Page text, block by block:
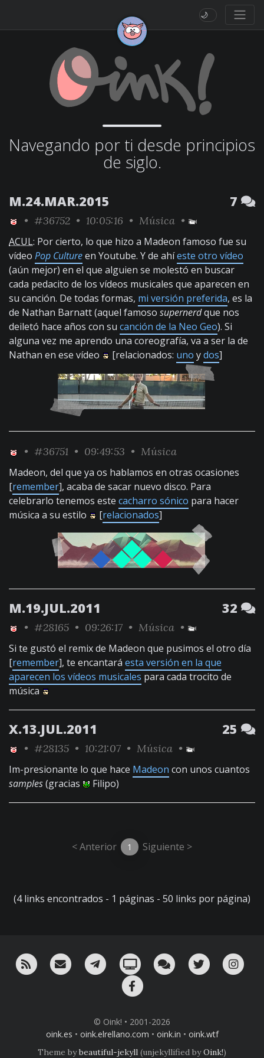
🌙
Navegando por ti desde principios
de siglo.
M.24.MAR.2015 7
• #36752 • 10:05:16 • Música •
ACUL: Por cierto, lo que hizo a Madeon famoso fue su
vídeo Pop Cultureen Youtube. Y de ahíeste otro vídeo
(aún mejor) en el que alguien se molestó en buscar
cada pedacito de los vídeos musicales que aparecen en
su canción. De todas formas, mi versión preferida, es la
de Nathan Barnatt (aquel famoso supernerdque nos
deiletó hace años con su canción de la Neo Geo). Si
alguna vez me aprendo una coreografía, va a ser la de
Nathan en ese vídeo
[relacionados: uno ydos]
• #36751 • 09:49:53 • Música
Madeon, del que ya os hablamos en otras ocasiones
[remember], acaba de sacar nuevo disco. Para
celebrarlo tenemos este cacharro sónico para hacer
música a su estilo
[relacionados]
M.19.JUL.2011 32
• #28165 • 09:26:17 • Música •
Si te gustó el remix de Madeon que pusimos el otro día
[remember], te encantará esta versión en la que
aparecen los vídeos musicales para cada trocito de
música
X.13.JUL.2011 25
• #28135 • 10:21:07 • Música •
Im-presionante lo que hace Madeon con unos cuantos
samples(gracias Filipo)
< Anterior 1 Siguiente >
(4 links encontrados - 1 páginas - 50 links por página)
RSS ¡Mándame un email!¡Nuestro canal en Telegram!
Oink! TV Charla con nosotros
Twitter
© Oink! • 2001-2026
oink.es • oink.elrellano.com • oink.in • oink.wtf
Theme bybeautiful-jekyll (unjekyllified byOink!)